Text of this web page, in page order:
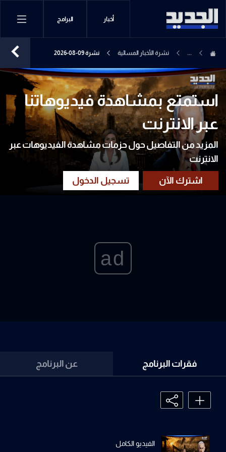
أخبار البرامج
... نشرة الأخبار المسائية نشرة 09-08-2026
استمتع بمشاهدة فيديوهاتنا
عبر الانترنت
المزيد من التفاصيل حول حزمات مشاهدة الفيديوهات عبر
الانترنت
ad
فقرات البرنامج عن البرنامج
الفيديو الكامل